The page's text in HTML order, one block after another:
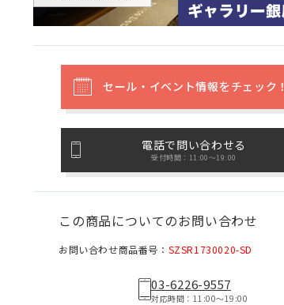
セール・イベント情報をチェック！
電話で問い合わせる
受付時間：11:00〜19:00
この商品についてのお問い合わせ
お問い合わせ商品番号： SZSR1730020-SD
03-6226-9557
対応時間：11:00〜19:00